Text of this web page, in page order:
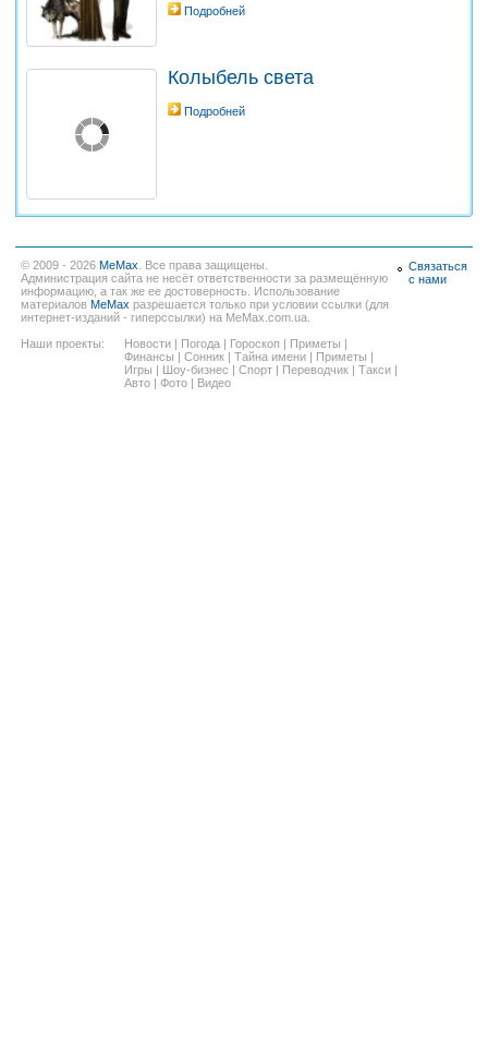
Подробней
Колыбель света
Подробней
© 2009 - 2026 MeMax . Все права защищены.
Администрация сайта не несёт ответственности за размещённую
информацию, а так же ее достоверность. Использование
материалов MeMax разрешается только при условии ссылки (для
интернет-изданий - гиперссылки) на MeMax.com.ua.
Наши проекты:
Новости | Погода | Гороскоп | Приметы |
Финансы | Сонник | Тайна имени | Приметы |
Игры | Шоу-бизнес | Спорт | Переводчик | Такси |
Авто | Фото | Видео
Связаться
с нами